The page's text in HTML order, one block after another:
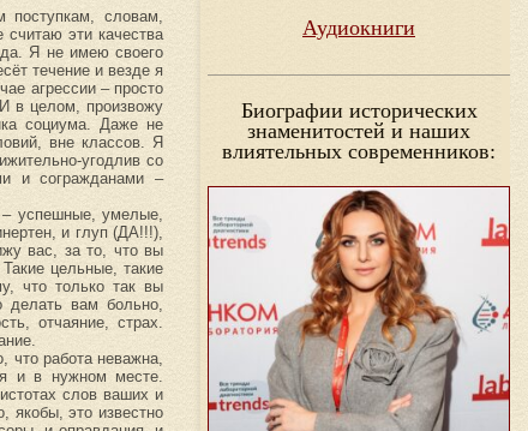
поступкам, словам,
эти качества
Я не имею своего
течение и везде я
агрессии – просто
в целом, произвожу
социума. Даже не
вне классов. Я
угодлив со
и согражданами –
успешные, умелые,
и глуп (ДА!!!),
вас, за то, что вы
цельные, такие
что только так вы
делать вам больно,
отчаяние, страх.
что работа неважна,
и в нужном месте.
слов ваших и
якобы, это известно
Аудиокниги
Биографии исторических
знаменитостей и наших
влиятельных современников: